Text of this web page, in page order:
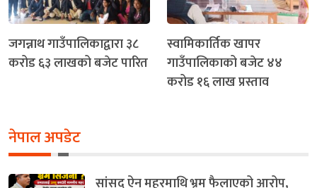
जगन्नाथ गाउँपालिकाद्वारा ३८
करोड ६३ लाखको बजेट पारित
स्वामिकार्तिक खापर
गाउँपालिकाको बजेट ४४
करोड १६ लाख प्रस्ताव
नेपाल अपडेट
सांसद ऐन महरमाथि भ्रम फैलाएको आरोप,